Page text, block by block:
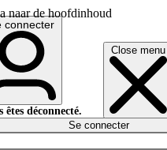
naar de hoofdinhoud
Close menu
connecter
êtes déconnecté.
Se connecter